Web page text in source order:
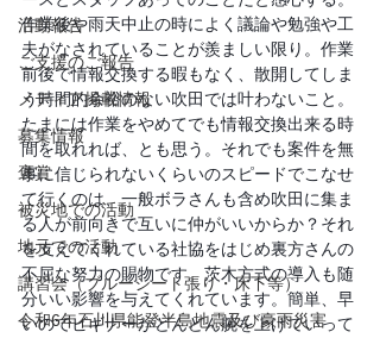
活動報告
ご支援のご報告
メディア掲載情報
募集情報
褒賞
被災地での活動
地元での活動
講習会（ブルーシート張り・床下等）
令和6年石川県能登半島地震及び豪雨災害
作業後や雨天中止の時によく議論や勉強や工
夫がなされていることが羨ましい限り。作業
前後で情報交換する暇もなく、散開してしま
う時間的余裕のない吹田では叶わないこと。
たまには作業をやめてでも情報交換出来る時
間を取れれば、とも思う。それでも案件を無
事に信じられないくらいのスピードでこなせ
て行くのは、一般ボラさんも含め吹田に集ま
る人が前向きで互いに仲がいいからか？それ
を支えてくれている社協をはじめ裏方さんの
不屈な努力の賜物です。茨木方式の導入も随
分いい影響を与えてくれています。簡単、早
いのでビギナーがどんどん腕を上げていって